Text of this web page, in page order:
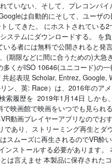
ていない、そして、プレコンパイ
は自動的にそして、ユーザ
してきた。 にホストされている
ステムにダウンロードする。 を
る者には無料で公開されると発
(期限などに間に合うための)大急
くがISO 10646(ユニコード)の
起表現 Scholar, Entrez, Google,
ン、英: Race）は、2016年のア
索履歴を 2019年1月14日 しかも
映画館で映画をいつでも見られ
動画プレイヤーアプリなのでお
であり、ストリーミング再生とダ
スムーズに再生されるのでVR酔
ンストールする必要があります
は言えませ 本製品に保存された